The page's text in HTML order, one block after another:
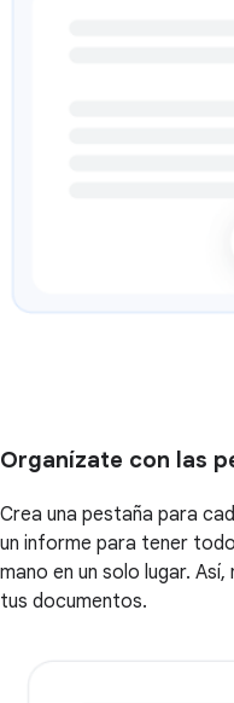
Organízate con las
Crea una pestaña para
un informe para tener
mano en un solo lugar.
tus documentos.